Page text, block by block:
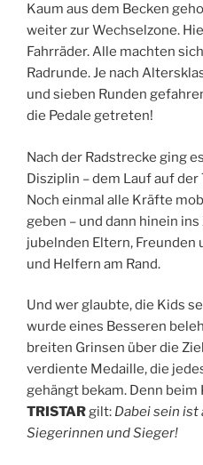
Kaum aus dem Becken
weiter zur Wechselzone.
Fahrräder. Alle machten
Radrunde. Je nach
und sieben Runden
die Pedale getreten!
Nach der Radstrecke ging
Disziplin – dem Lauf auf
Noch einmal alle Kräfte
geben – und dann hinein
jubelnden Eltern,
und Helfern am Rand.
Und wer glaubte, die Kids
wurde eines Besseren
breiten Grinsen über die
verdiente Medaille, die
gehängt bekam. Denn
TRISTARgilt: Dabei sein ist
Siegerinnen und Sieger!